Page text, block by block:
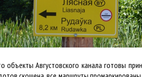
объекты Августовского канала готовы